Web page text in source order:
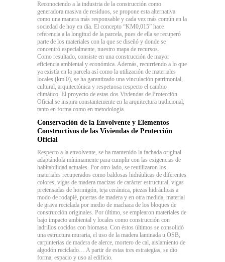
Reconociendo a la industria de la construcción como
generadora masiva de residuos, se propone esta alternativa
como una manera más responsable y cada vez más común en la
sociedad de hoy en día. El concepto “KM0,015” hace
referencia a la longitud de la parcela, pues de ella se recuperó
parte de los materiales con la que se diseñó y donde se
concentró especialmente, nuestro mapa de recursos.
Como resultado, consiste en una construcción de mayor
eficiencia ambiental y económica. Además, recurriendo a lo que
ya existía en la parcela así como la utilización de materiales
locales (km.0), se ha garantizado una vinculación patrimonial,
cultural, arquitectónica y respetuosa respecto el cambio
climático. El proyecto de estas dos Viviendas de Protección
Oficial se inspira constantemente en la arquitectura tradicional,
tanto en forma como en metodología.
Conservación de la Envolvente y Elementos
Constructivos de las Viviendas de Protección
Oficial
Respecto a la envolvente, se ha mantenido la fachada original
adaptándola mínimamente para cumplir con las exigencias de
habitabilidad actuales. Por otro lado, se reutilizaron los
materiales recuperados como baldosas hidráulicas de diferentes
colores, vigas de madera macizas de carácter estructural, vigas
pretensadas de hormigón, teja cerámica, piezas hidráulicas a
modo de rodapié, puertas de madera y en otra medida, material
de grava reciclada por medio de machaca de los bloques de
construcción originales. Por último, se emplearon materiales de
bajo impacto ambiental y locales como construcción con
ladrillos cocidos con biomasa. Con éstos últimos se consolidó
una estructura muraria, el uso de la madera laminada u OSB,
carpinterías de madera de alerce, mortero de cal, aislamiento de
algodón reciclado… A partir de estas tres estrategias, se dio
forma, espacio y uso al edificio.